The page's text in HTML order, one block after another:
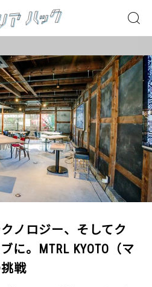
ノロジー、そしてク
に。MTRL KYOTO（マ
戦